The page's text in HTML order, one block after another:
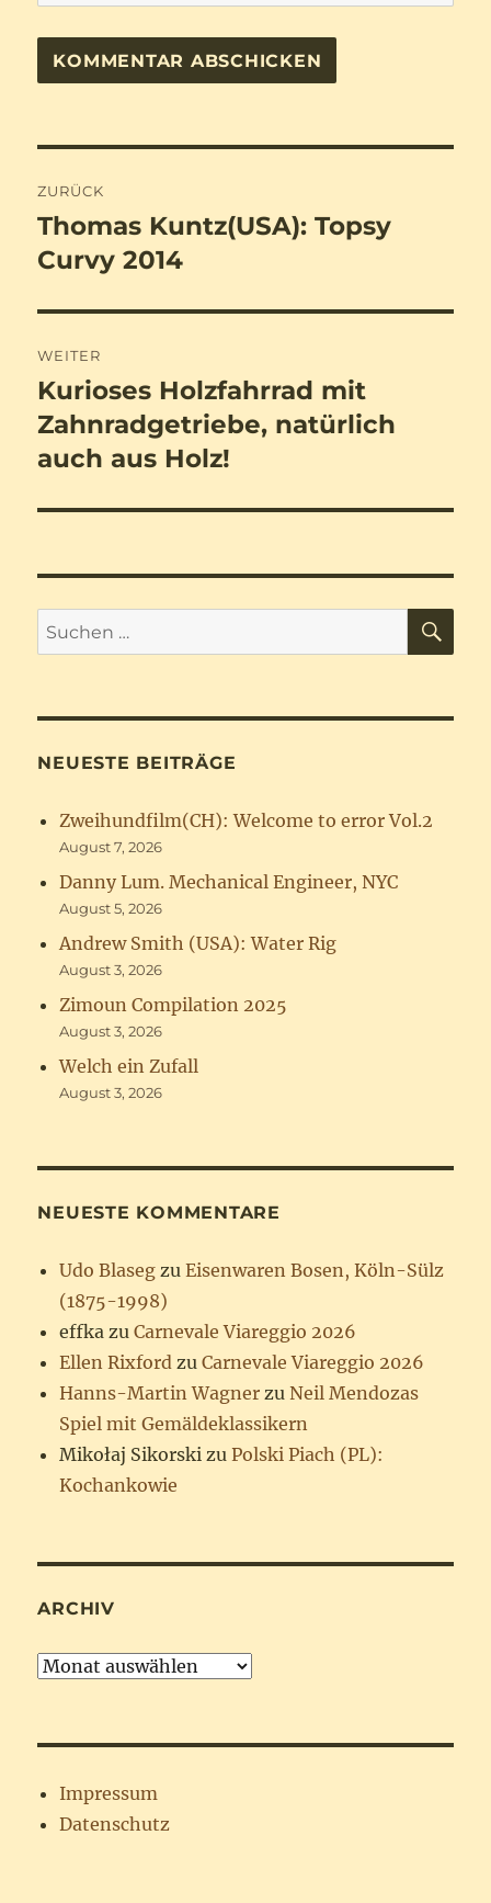
ZURÜCK
Vorheriger
Beitrag:
Thomas Kuntz(USA): Topsy
Curvy 2014
WEITER
Nächster
Beitrag:
Kurioses Holzfahrrad mit
Zahnradgetriebe, natürlich
auch aus Holz!
Suchen
nach:
NEUESTE BEITRÄGE
Zweihundfilm(CH): Welcome to error Vol.2
August 7, 2026
Danny Lum. Mechanical Engineer, NYC
August 5, 2026
Andrew Smith (USA): Water Rig
August 3, 2026
Zimoun Compilation 2025
August 3, 2026
Welch ein Zufall
August 3, 2026
NEUESTE KOMMENTARE
Udo Blaseg zuEisenwaren Bosen, Köln-Sülz
(1875-1998)
effka zuCarnevale Viareggio 2026
Ellen Rixford zuCarnevale Viareggio 2026
Hanns-Martin Wagner zuNeil Mendozas
Spiel mit Gemäldeklassikern
Mikołaj Sikorski zuPolski Piach (PL):
Kochankowie
ARCHIV
Archiv
Impressum
Datenschutz